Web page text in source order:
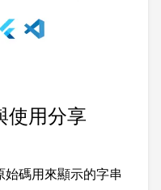
使用分享
碼用來顯示的字串